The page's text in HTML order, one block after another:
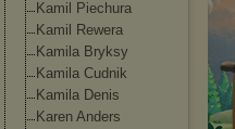
Kamil Piechura
Kamil Rewera
Kamila Bryksy
Kamila Cudnik
Kamila Denis
Karen Anders